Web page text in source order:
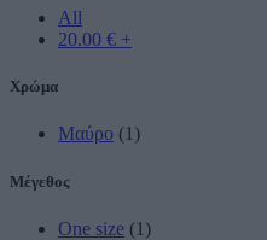
All
20.00 € +
Χρώμα
Μαύρο (1)
Μέγεθος
One size (1)